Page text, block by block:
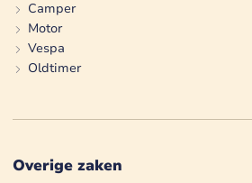
Camper
Motor
Vespa
Oldtimer
Overige zaken